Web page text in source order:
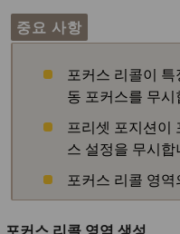
중요 사항
포커스 리콜이
동 포커스를 무시
프리셋 포지션이
스 설정을 무시합
포커스 리콜 영